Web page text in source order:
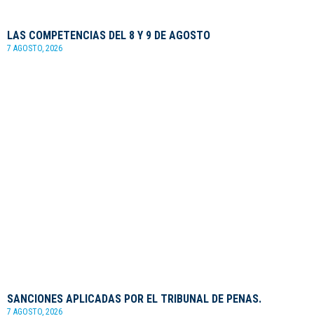
LAS COMPETENCIAS DEL 8 Y 9 DE AGOSTO
7 AGOSTO, 2026
SANCIONES APLICADAS POR EL TRIBUNAL DE PENAS.
7 AGOSTO, 2026